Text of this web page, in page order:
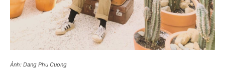
Ảnh: Dang Phu Cuong‎